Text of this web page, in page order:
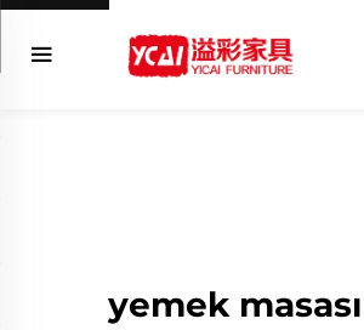
yemek